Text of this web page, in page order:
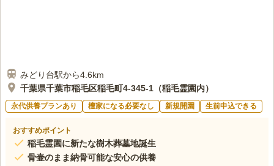
みどり台駅から4.6km
千葉県千葉市稲毛区稲毛町4-345-1（稲毛霊園内）
永代供養プランあり 檀家になる必要なし 新規開園 生前申込できる
おすすめポイント
稲毛霊園に新たな樹木葬墓地誕生
骨壷のまま納骨可能な安心の供養